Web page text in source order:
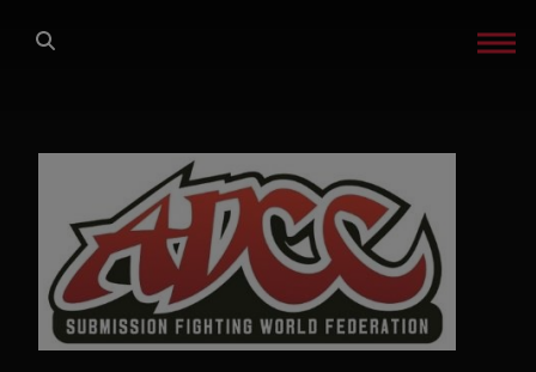
LAJIT
TREENIT
GLADIATOR FACTORY